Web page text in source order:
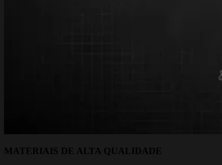
MATERIAIS DE ALTA QUALIDADE